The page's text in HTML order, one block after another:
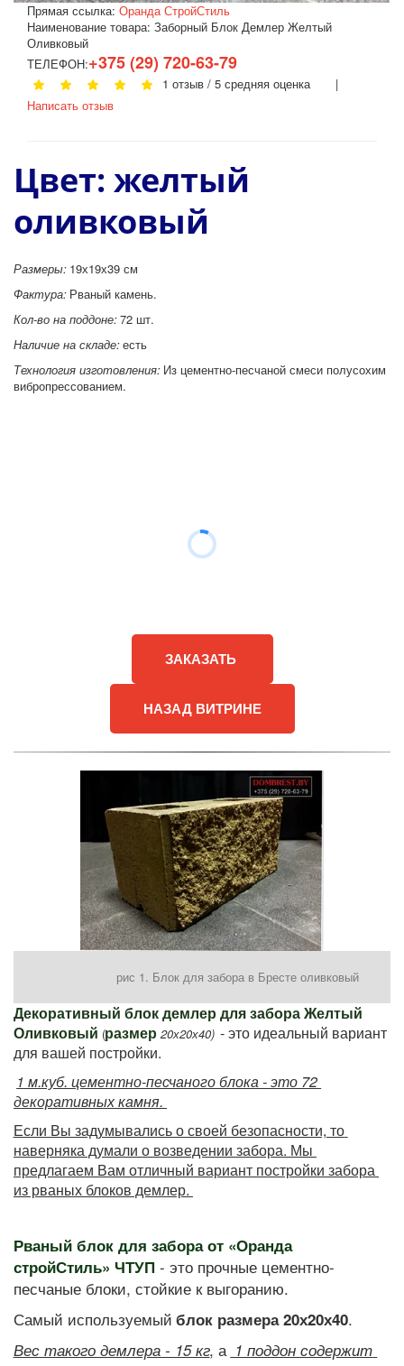
Прямая ссылка: Оранда СтройСтиль
Наименование товара: Заборный Блок Демлер Желтый
Оливковый
ТЕЛЕФОН:+375 (29) 720-63-79
1 отзыв / 5 средняя оценка |
Написать отзыв
Цвет: желтый
оливковый
Размеры: 19х19х39 см
Фактура: Рваный камень.
Кол-во на поддоне: 72 шт.
Наличие на складе: есть
Технология изготовления: Из цементно-песчаной смеси полусохим
вибропрессованием.
ЗАКАЗАТЬ
НАЗАД ВИТРИНЕ
рис 1. Блок для забора в Бресте оливковый
Декоративный блок демлер для забора Желтый
Оливковый (размер 20х20х40) - это идеальный вариант
для вашей постройки.
1 м.куб. цементно-песчаного блока - это 72
декоративных камня.
Если Вы задумывались о своей безопасности, то
наверняка думали о возведении забора. Мы
предлагаем Вам отличный вариант постройки забора
из рваных блоков демлер.
Рваный блок для забора от «Оранда
стройСтиль» ЧТУП - это прочные цементно-
песчаные блоки, стойкие к выгоранию.
Самый используемый блок размера 20х20х40.
Вес такого демлера - 15 кг, а 1 поддон содержит